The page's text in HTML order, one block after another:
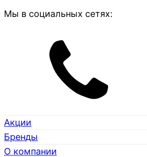
Мы в социальных сетях:
Акции
Бренды
О компании